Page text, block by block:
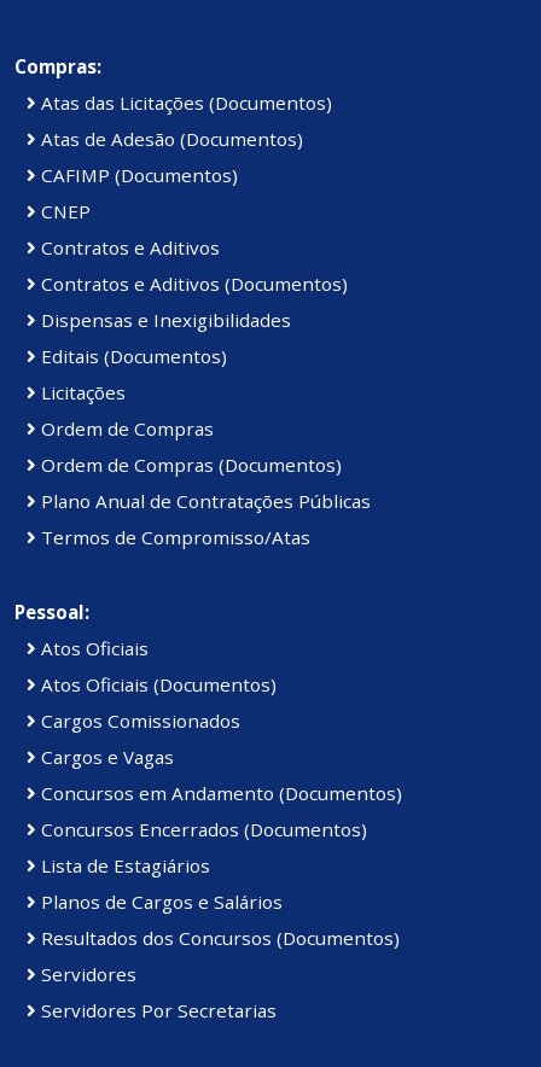
Compras:
Atas das Licitações (Documentos)
Atas de Adesão (Documentos)
CAFIMP (Documentos)
CNEP
Contratos e Aditivos
Contratos e Aditivos (Documentos)
Dispensas e Inexigibilidades
Editais (Documentos)
Licitações
Ordem de Compras
Ordem de Compras (Documentos)
Plano Anual de Contratações Públicas
Termos de Compromisso/Atas
Pessoal:
Atos Oficiais
Atos Oficiais (Documentos)
Cargos Comissionados
Cargos e Vagas
Concursos em Andamento (Documentos)
Concursos Encerrados (Documentos)
Lista de Estagiários
Planos de Cargos e Salários
Resultados dos Concursos (Documentos)
Servidores
Servidores Por Secretarias